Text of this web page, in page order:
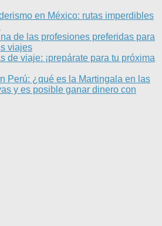
en México: rutas imperdibles
de las profesiones preferidas para
viajes
de viaje: ¡prepárate para tu próxima
Perú: ¿qué es la Martingala en las
y es posible ganar dinero con